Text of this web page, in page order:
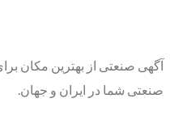
آگهی صنعتی از بهترین مکان
صنعتی شما در ایران و جهان.